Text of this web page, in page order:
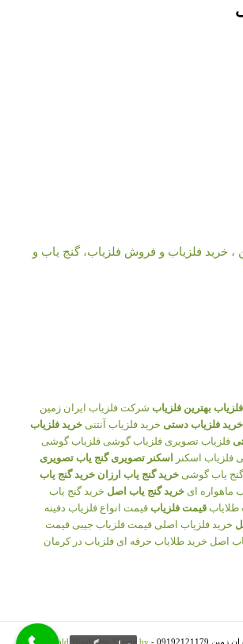
، خرید فلزیاب و فروش فلزیاب، گنج یاب و
بهترین فلزیاب شرکت فلزیاب ایران زمین
خرید فلزیاب دستی خرید فلزیاب آنتنی خرید فلزیاب
فلزیاب تصویری فلزیاب گوشی فلزیاب گوشی
فلزیاب اسکنر اسکنر تصویری گنج یاب تصویری
یاب گوشی خرید گنج یاب ارزان خرید گنج یاب
ماهواره ای خرید گنج یاب اصل خرید گنج یاب
قیمت فلزیاب قیمت انواع فلزیاب دفینه
خرید فلزیاب اصلی قیمت فلزیاب جیبی قیمت
اصل خرید طلایاب حرفه ای فلزیاب در کرمان
-
Enfold WordPress Theme by